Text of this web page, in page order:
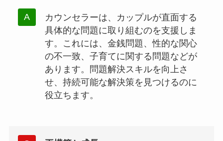
カウンセラーは、カップルが直面する
具体的な問題に取り組むのを支援しま
す。これには、金銭問題、性的な関心
の不一致、子育てに関する問題などが
あります。問題解決スキルを向上さ
せ、持続可能な解決策を見つけるのに
役立ちます。